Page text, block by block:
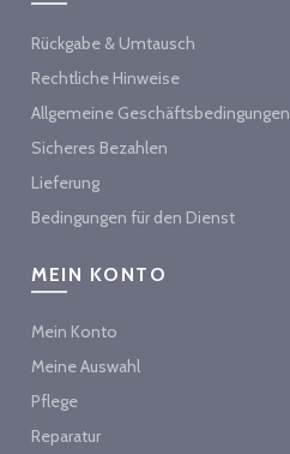
Rückgabe & Umtausch
Rechtliche Hinweise
Allgemeine Geschäftsbedingungen
Sicheres Bezahlen
Lieferung
Bedingungen für den Dienst
MEIN KONTO
Mein Konto
Meine Auswahl
Pflege
Reparatur